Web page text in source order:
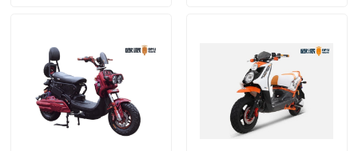
Motorino stato abbattuto elettrico
Motorino di motore elettrico